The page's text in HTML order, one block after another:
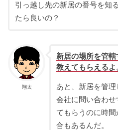
引っ越し先の新居の番号を知
たら良いの？
翔太
新居の場所を管轄
教えてもらえるよ
あと、新居を管
会社に問い合わせ
てもらうのに時
合もあるんだ。